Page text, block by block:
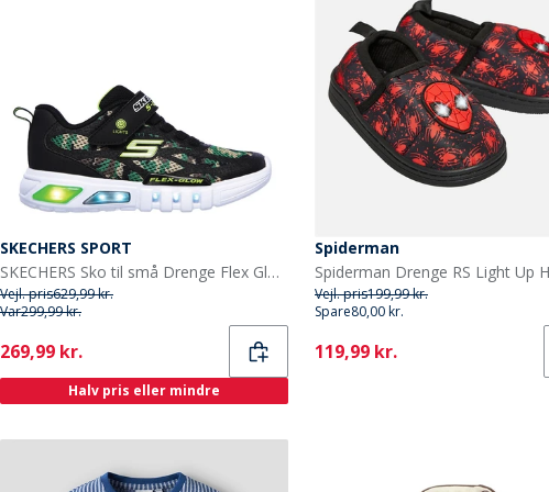
SKECHERS SPORT
SKECHERS Sko til små Drenge Flex Glow Rondler Camouflage
Vejl. pris629,99 kr.
Var299,99 kr.
Current
269,99 kr.
Halv pris eller mindre
Spiderman
Vejl. pris199,99 kr.
Spare80,00 kr.
Current
119,99 kr.